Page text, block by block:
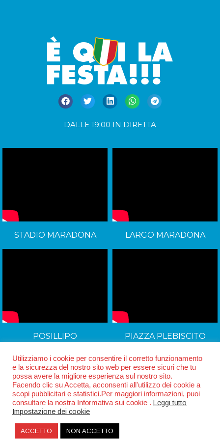
DALLE 19:00 IN DIRETTA
STADIO MARADONA
POSILLIPO
LARGO MARADONA
PIAZZA PLEBISCITO
Utilizziamo i cookie per consentire il corretto funzionamento
e la sicurezza del nostro sito web per essere sicuri che tu
possa avere la migliore esperienza sul nostro sito.
Facendo clic su Accetta, acconsenti all'utilizzo dei cookie a
scopi pubblicitari e statistici.Per maggiori informazioni, puoi
consultare la nostra Informativa sui cookie . Leggi tutto
Impostazione dei cookie
ACCETTO NON ACCETTO